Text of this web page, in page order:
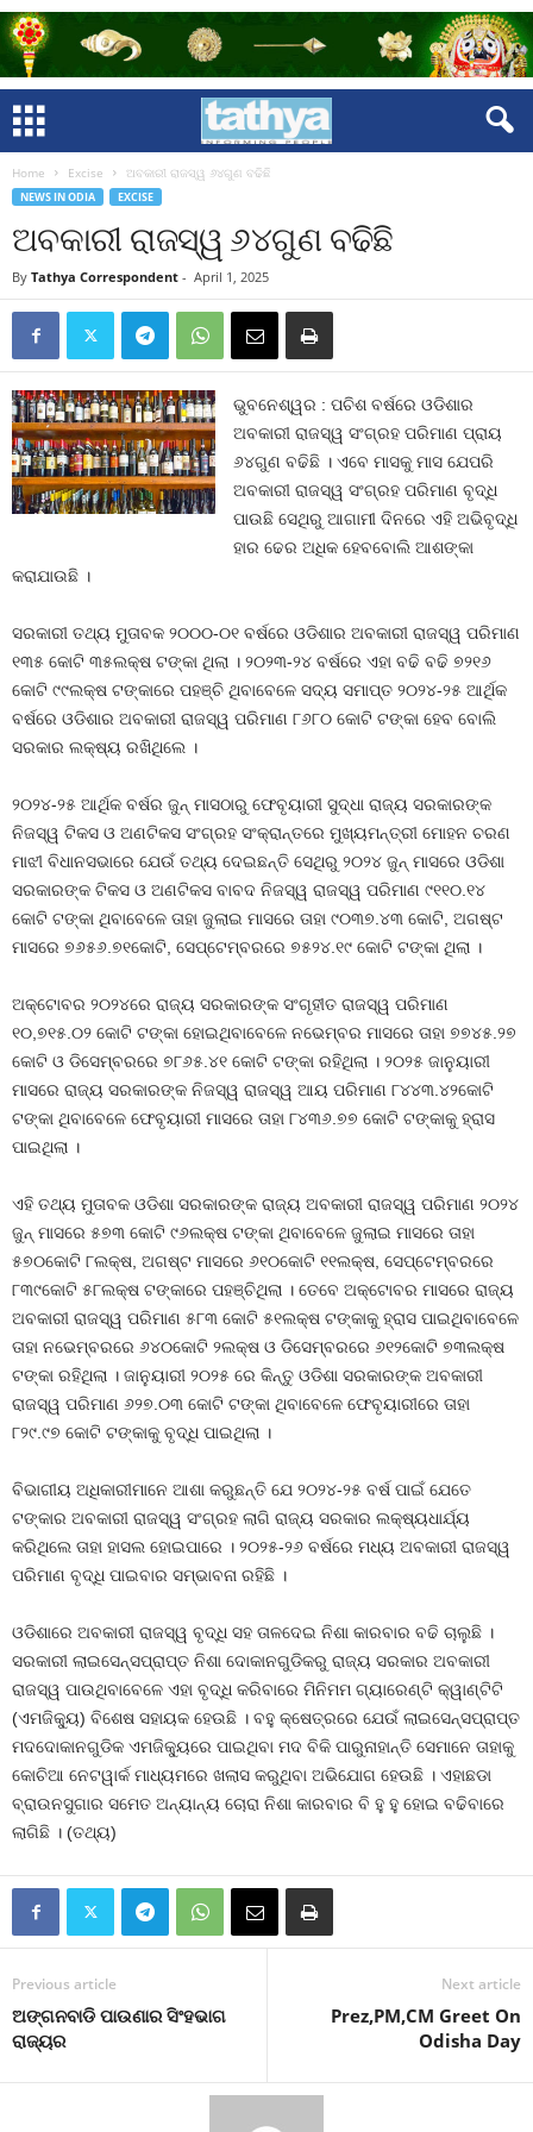
Home Excise ଅବକାରୀ ରାଜସ୍ୱ ୬୪ଗୁଣ ବଢିଛି
NEWS IN ODIA EXCISE
ଅବକାରୀ ରାଜସ୍ୱ ୬୪ଗୁଣ ବଢିଛି
By Tathya Correspondent - April 1, 2025
ଭୁବନେଶ୍ୱର : ପଚିଶ ବର୍ଷରେ ଓଡିଶାର
ଅବକାରୀ ରାଜସ୍ୱ ସଂଗ୍ରହ ପରିମାଣ ପ୍ରାୟ
୬୪ଗୁଣ ବଢିଛି । ଏବେ ମାସକୁ ମାସ ଯେପରି
ଅବକାରୀ ରାଜସ୍ୱ ସଂଗ୍ରହ ପରିମାଣ ବୃଦ୍ଧି
ପାଉଛି ସେଥିରୁ ଆଗାମୀ ଦିନରେ ଏହି ଅଭିବୃଦ୍ଧି
ହାର ଢେର ଅଧିକ ହେବବୋଲି ଆଶଙ୍କା
କରାଯାଉଛି ।
ସରକାରୀ ତଥ୍ୟ ମୁତାବକ ୨୦୦୦-୦୧ ବର୍ଷରେ ଓଡିଶାର ଅବକାରୀ ରାଜସ୍ୱ ପରିମାଣ
୧୩୫ କୋଟି ୩୫ଲକ୍ଷ ଟଙ୍କା ଥିଲା । ୨୦୨୩-୨୪ ବର୍ଷରେ ଏହା ବଢି ବଢି ୭୨୧୬
କୋଟି ୯୯ଲକ୍ଷ ଟଙ୍କାରେ ପହଞ୍ଚି ଥିବାବେଳେ ସଦ୍ୟ ସମାପ୍ତ ୨୦୨୪-୨୫ ଆର୍ଥିକ
ବର୍ଷରେ ଓଡିଶାର ଅବକାରୀ ରାଜସ୍ୱ ପରିମାଣ ୮୬୮୦ କୋଟି ଟଙ୍କା ହେବ ବୋଲି
ସରକାର ଲକ୍ଷ୍ୟ ରଖିଥିଲେ ।
୨୦୨୪-୨୫ ଆର୍ଥିକ ବର୍ଷର ଜୁନ୍‍ ମାସଠାରୁ ଫେବୃୟାରୀ ସୁଦ୍ଧା ରାଜ୍ୟ ସରକାରଙ୍କ
ନିଜସ୍ୱ ଟିକସ ଓ ଅଣଟିକସ ସଂଗ୍ରହ ସଂକ୍ରାନ୍ତରେ ମୁଖ୍ୟମନ୍ତ୍ରୀ ମୋହନ ଚରଣ
ମାଝୀ ବିଧାନସଭାରେ ଯେଉଁ ତଥ୍ୟ ଦେଇଛନ୍ତି ସେଥିରୁ ୨୦୨୪ ଜୁନ୍‍ ମାସରେ ଓଡିଶା
ସରକାରଙ୍କ ଟିକସ ଓ ଅଣଟିକସ ବାବଦ ନିଜସ୍ୱ ରାଜସ୍ୱ ପରିମାଣ ୯୧୧୦.୧୪
କୋଟି ଟଙ୍କା ଥିବାବେଳେ ତାହା ଜୁଲାଇ ମାସରେ ତାହା ୯୦୩୭.୪୩ କୋଟି, ଅଗଷ୍ଟ
ମାସରେ ୭୬୫୬.୭୧କୋଟି, ସେପ୍ଟେମ୍ବରରେ ୭୫୨୪.୧୯ କୋଟି ଟଙ୍କା ଥିଲା ।
ଅକ୍ଟୋବର ୨୦୨୪ରେ ରାଜ୍ୟ ସରକାରଙ୍କ ସଂଗୃହୀତ ରାଜସ୍ୱ ପରିମାଣ
୧୦,୭୧୫.୦୨ କୋଟି ଟଙ୍କା ହୋଇଥିବାବେଳେ ନଭେମ୍ବର ମାସରେ ତାହା ୭୭୪୫.୨୭
କୋଟି ଓ ଡିସେମ୍ବରରେ ୭୮୬୫.୪୧ କୋଟି ଟଙ୍କା ରହିଥିଲା । ୨୦୨୫ ଜାନୁୟାରୀ
ମାସରେ ରାଜ୍ୟ ସରକାରଙ୍କ ନିଜସ୍ୱ ରାଜସ୍ୱ ଆୟ ପରିମାଣ ୮୪୪୩.୪୨କୋଟି
ଟଙ୍କା ଥିବାବେଳେ ଫେବୃୟାରୀ ମାସରେ ତାହା ୮୪୩୬.୭୭ କୋଟି ଟଙ୍କାକୁ ହ୍ରାସ
ପାଇଥିଲା ।
ଏହି ତଥ୍ୟ ମୁତାବକ ଓଡିଶା ସରକାରଙ୍କ ରାଜ୍ୟ ଅବକାରୀ ରାଜସ୍ୱ ପରିମାଣ ୨୦୨୪
ଜୁନ୍‍ ମାସରେ ୫୭୩ କୋଟି ୯୬ଲକ୍ଷ ଟଙ୍କା ଥିବାବେଳେ ଜୁଲାଇ ମାସରେ ତାହା
୫୭୦କୋଟି ୮ଲକ୍ଷ, ଅଗଷ୍ଟ ମାସରେ ୬୧୦କୋଟି ୧୧ଲକ୍ଷ, ସେପ୍ଟେମ୍ବରରେ
୮୩୯କୋଟି ୫୮ଲକ୍ଷ ଟଙ୍କାରେ ପହଞ୍ଚିଥିଲା । ତେବେ ଅକ୍ଟୋବର ମାସରେ ରାଜ୍ୟ
ଅବକାରୀ ରାଜସ୍ୱ ପରିମାଣ ୫୮୩ କୋଟି ୫୧ଲକ୍ଷ ଟଙ୍କାକୁ ହ୍ରାସ ପାଇଥିବାବେଳେ
ତାହା ନଭେମ୍ବରରେ ୬୪୦କୋଟି ୨ଲକ୍ଷ ଓ ଡିସେମ୍ବରରେ ୬୧୨କୋଟି ୭୩ଲକ୍ଷ
ଟଙ୍କା ରହିଥିଲା । ଜାନୁୟାରୀ ୨୦୨୫ ରେ କିନ୍ତୁ ଓଡିଶା ସରକାରଙ୍କ ଅବକାରୀ
ରାଜସ୍ୱ ପରିମାଣ ୬୨୭.୦୩ କୋଟି ଟଙ୍କା ଥିବାବେଳେ ଫେବୃୟାରୀରେ ତାହା
୮୨୯.୯୭ କୋଟି ଟଙ୍କାକୁ ବୃଦ୍ଧି ପାଇଥିଲା ।
ବିଭାଗୀୟ ଅଧିକାରୀମାନେ ଆଶା କରୁଛନ୍ତି ଯେ ୨୦୨୪-୨୫ ବର୍ଷ ପାଇଁ ଯେତେ
ଟଙ୍କାର ଅବକାରୀ ରାଜସ୍ୱ ସଂଗ୍ରହ ଲାଗି ରାଜ୍ୟ ସରକାର ଲକ୍ଷ୍ୟଧାର୍ଯ୍ୟ
କରିଥିଲେ ତାହା ହାସଲ ହୋଇପାରେ । ୨୦୨୫-୨୬ ବର୍ଷରେ ମଧ୍ୟ ଅବକାରୀ ରାଜସ୍ୱ
ପରିମାଣ ବୃଦ୍ଧି ପାଇବାର ସମ୍ଭାବନା ରହିଛି ।
ଓଡିଶାରେ ଅବକାରୀ ରାଜସ୍ୱ ବୃଦ୍ଧି ସହ ତାଳଦେଇ ନିଶା କାରବାର ବଢି ଚାଲୁଛି ।
ସରକାରୀ ଲାଇସେନ୍ସପ୍ରାପ୍ତ ନିଶା ଦୋକାନଗୁଡିକରୁ ରାଜ୍ୟ ସରକାର ଅବକାରୀ
ରାଜସ୍ୱ ପାଉଥିବାବେଳେ ଏହା ବୃଦ୍ଧି କରିବାରେ ମିନିମମ ଗ୍ୟାରେଣ୍ଟି କ୍ୱାଣ୍ଟିଟି
(ଏମଜିକ୍ୟୁ) ବିଶେଷ ସହାୟକ ହେଉଛି । ବହୁ କ୍ଷେତ୍ରରେ ଯେଉଁ ଲାଇସେନ୍ସପ୍ରାପ୍ତ
ମଦଦୋକାନଗୁଡିକ ଏମଜିକ୍ୟୁରେ ପାଇଥିବା ମଦ ବିକି ପାରୁନାହାନ୍ତି ସେମାନେ ତାହାକୁ
କୋଚିଆ ନେଟୱାର୍କ ମାଧ୍ୟମରେ ଖଲାସ କରୁଥିବା ଅଭିଯୋଗ ହେଉଛି । ଏହାଛଡା
ବ୍ରାଉନସୁଗାର ସମେତ ଅନ୍ୟାନ୍ୟ ଚୋରା ନିଶା କାରବାର ବି ହୁ ହୁ ହୋଇ ବଢିବାରେ
ଲାଗିଛି । (ତଥ୍ୟ)
Previous article
ଅଙ୍ଗନବାଡି ପାଉଣାର ସିଂହଭାଗ
ରାଜ୍ୟର
Next article
Prez,PM,CM Greet On
Odisha Day